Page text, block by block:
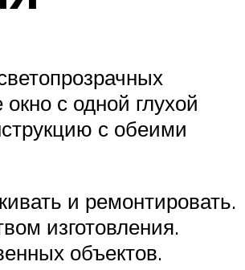
с одной глухой
с обеими
и ремонтировать.
изготовления.
объектов.